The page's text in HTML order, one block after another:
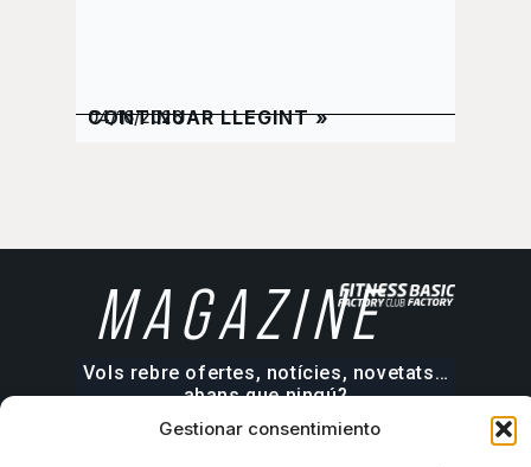
Gestionar consentimiento
04/16/2026
CONTINUAR LLEGINT »
MAGAZINE
Vols rebre ofertes, notícies, novetats…
abans que ningú?